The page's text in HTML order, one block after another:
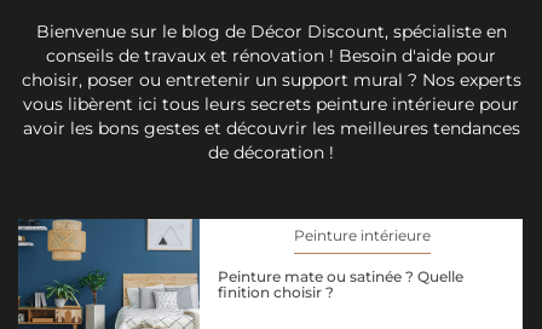
Bienvenue sur le blog de Décor Discount, spécialiste en
conseils de travaux et rénovation ! Besoin d'aide pour
choisir, poser ou entretenir un support mural ? Nos experts
vous libèrent ici tous leurs secrets peinture intérieure pour
avoir les bons gestes et découvrir les meilleures tendances
de décoration !
Peinture intérieure
Peinture mate ou satinée ? Quelle
finition choisir ?